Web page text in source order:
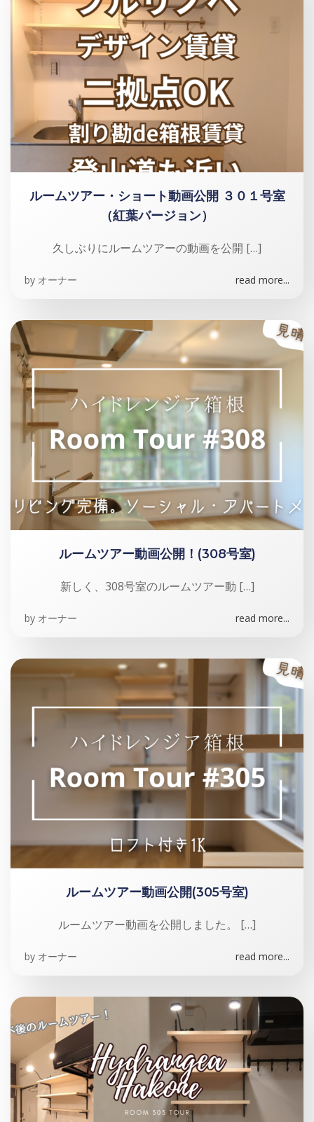
ルームツアー・ショート動画公開 ３０１号室
（紅葉バージョン）
久しぶりにルームツアーの動画を公開 […]
by オーナー read more...
ルームツアー動画公開！(308号室)
新しく、308号室のルームツアー動 […]
by オーナー read more...
ルームツアー動画公開(305号室)
ルームツアー動画を公開しました。 […]
by オーナー read more...